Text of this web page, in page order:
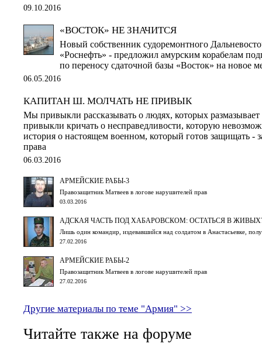
09.10.2016
«ВОСТОК» НЕ ЗНАЧИТСЯ
Новый собственник судоремонтного
«Роснефть» - предложил амурским корабелам
по переносу сдаточной базы «Восток» на новое
06.05.2016
КАПИТАН Ш. МОЛЧАТЬ НЕ ПРИВЫК
Мы привыкли рассказывать о людях, которых
привыкли кричать о несправедливости, которую
история о настоящем военном, который готов защищать -
права
06.03.2016
АРМЕЙСКИЕ РАБЫ-3
Правозащитник Матвеев в логове нарушителей прав
03.03.2016
АДСКАЯ ЧАСТЬ ПОД ХАБАРОВСКОМ: ОСТАТЬСЯ В
Лишь один командир, издевавшийся над солдатом в Анастасьевке,
27.02.2016
АРМЕЙСКИЕ РАБЫ-2
Правозащитник Матвеев в логове нарушителей прав
27.02.2016
Другие материалы по теме "Армия" >>
Читайте также на форуме